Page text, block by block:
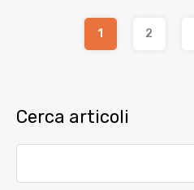
1 2
Cerca articoli